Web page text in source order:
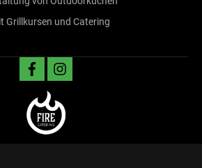
Grillkursen und Catering
facebookinstagram